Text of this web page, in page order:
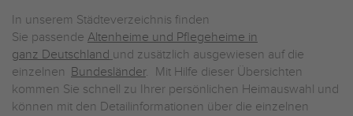
In unserem Städteverzeichnis finden
Sie passende Altenheime und Pflegeheime in
ganz Deutschland und zusätzlich ausgewiesen auf die
einzelnen Bundesländer. Mit Hilfe dieser Übersichten
kommen Sie schnell zu Ihrer persönlichen Heimauswahl und
können mit den Detailinformationen über die einzelnen